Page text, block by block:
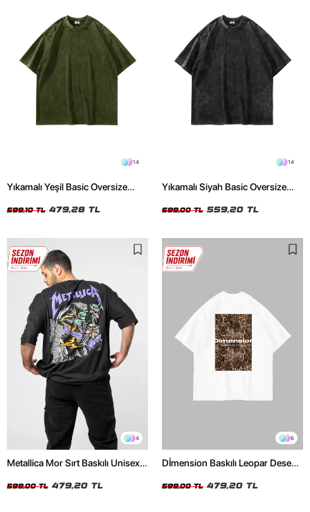
14
Yıkamalı Yeşil Basic Oversize
599,10 TL 479,28 TL
14
Yıkamalı Siyah Basic Oversize
699,00 TL 559,20 TL
4
Metallica Mor Sırt Baskılı Unisex
599,00 TL 479,20 TL
6
Dİmension Baskılı Leopar Desenli
Tshirt
599,00 TL 479,20 TL